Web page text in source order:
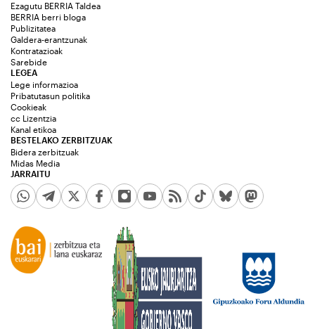
Ezagutu BERRIA Taldea
BERRIA berri bloga
Publizitatea
Galdera-erantzunak
Kontratazioak
Sarebide
JARRAITU
LEGEA
Lege informazioa
Pribatutasun politika
Cookieak
cc Lizentzia
Kanal etikoa
BESTELAKO ZERBITZUAK
Bidera zerbitzuak
Midas Media